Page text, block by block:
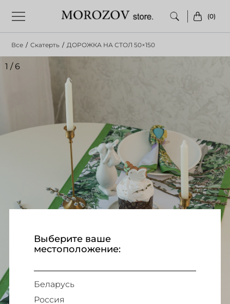
(0)
Все / Скатерть / ДОРОЖКА НА СТОЛ 50×150
1 /6
Выберите ваше
местоположение:
Беларусь
Россия